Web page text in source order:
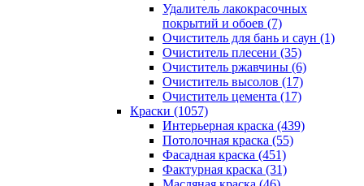
Удалитель лакокрасочных
покрытий и обоев (7)
Очиститель для бань и саун (1)
Очиститель плесени (35)
Очиститель ржавчины (6)
Очиститель высолов (17)
Очиститель цемента (17)
Краски (1057)
Интерьерная краска (439)
Потолочная краска (55)
Фасадная краска (451)
Фактурная краска (31)